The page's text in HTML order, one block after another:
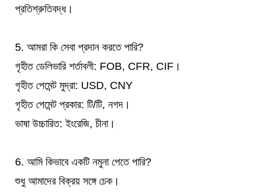
প্রতিশ্রুতিবদ্ধ।
5. আমরা কি সেবা প্রদান করতে পারি?
গৃহীত ডেলিভারি শর্তাবলী: FOB, CFR, CIF।
গৃহীত পেমেন্ট মুদ্রা: USD, CNY
গৃহীত পেমেন্ট প্রকার: টি/টি, নগদ।
ভাষা উচ্চারিত: ইংরেজি, চীনা।
6. আমি কিভাবে একটি নমুনা পেতে পারি?
শুধু আমাদের বিক্রয় সঙ্গে চেক।